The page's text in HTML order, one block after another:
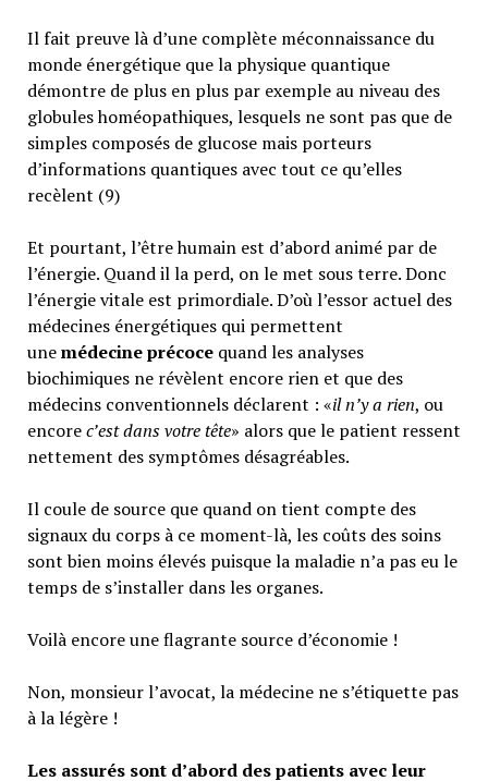
Il fait preuve là d’une complète méconnaissance du
monde énergétique que la physique quantique
démontre de plus en plus par exemple au niveau des
globules homéopathiques, lesquels ne sont pas que de
simples composés de glucose mais porteurs
d’informations quantiques avec tout ce qu’elles
recèlent (9)
Et pourtant, l’être humain est d’abord animé par de
l’énergie. Quand il la perd, on le met sous terre. Donc
l’énergie vitale est primordiale. D’où l’essor actuel des
médecines énergétiques qui permettent
unemédecine précoce quand les analyses
biochimiques ne révèlent encore rien et que des
médecins conventionnels déclarent : «il n’y a rien, ou
encorec’est dans votre tête» alors que le patient ressent
nettement des symptômes désagréables.
Il coule de source que quand on tient compte des
signaux du corps à ce moment-là, les coûts des soins
sont bien moins élevés puisque la maladie n’a pas eu le
temps de s’installer dans les organes.
Voilà encore une flagrante source d’économie !
Non, monsieur l’avocat, la médecine ne s’étiquette pas
à la légère !
Les assurés sont d’abord des patients avec leur